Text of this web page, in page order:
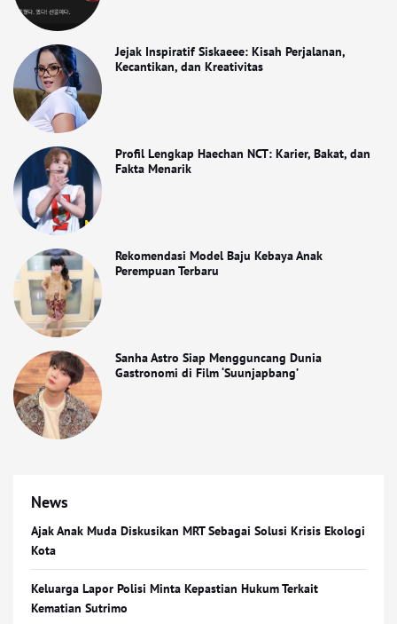
Jejak Inspiratif Siskaeee: Kisah Perjalanan,
Kecantikan, dan Kreativitas
Profil Lengkap Haechan NCT: Karier, Bakat, dan
Fakta Menarik
Rekomendasi Model Baju Kebaya Anak
Perempuan Terbaru
Sanha Astro Siap Mengguncang Dunia
Gastronomi di Film ‘Suunjapbang’
News
Ajak Anak Muda Diskusikan MRT Sebagai Solusi Krisis Ekologi
Kota
Keluarga Lapor Polisi Minta Kepastian Hukum Terkait
Kematian Sutrimo